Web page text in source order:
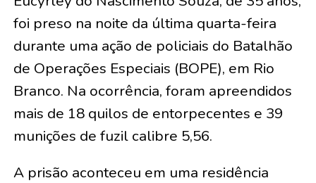
foi preso na noite da última quarta-feira
durante uma ação de policiais do Batalhão
de Operações Especiais (BOPE), em Rio
Branco. Na ocorrência, foram apreendidos
mais de 18 quilos de entorpecentes e 39
munições de fuzil calibre 5,56.
A prisão aconteceu em uma residência